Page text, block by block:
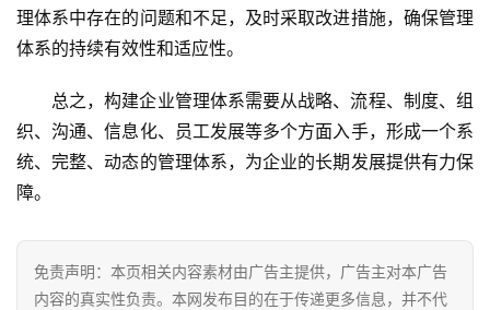
金
融
联
网
乐
综
艺
理体系中存在的问题和不足，及时采取改进措施，确保管理
体系的持续有效性和适应性。
总之，构建企业管理体系需要从战略、流程、制度、组
织、沟通、信息化、员工发展等多个方面入手，形成一个系
统、完整、动态的管理体系，为企业的长期发展提供有力保
障。
免责声明：本页相关内容素材由广告主提供，广告主对本广告
内容的真实性负责。本网发布目的在于传递更多信息，并不代